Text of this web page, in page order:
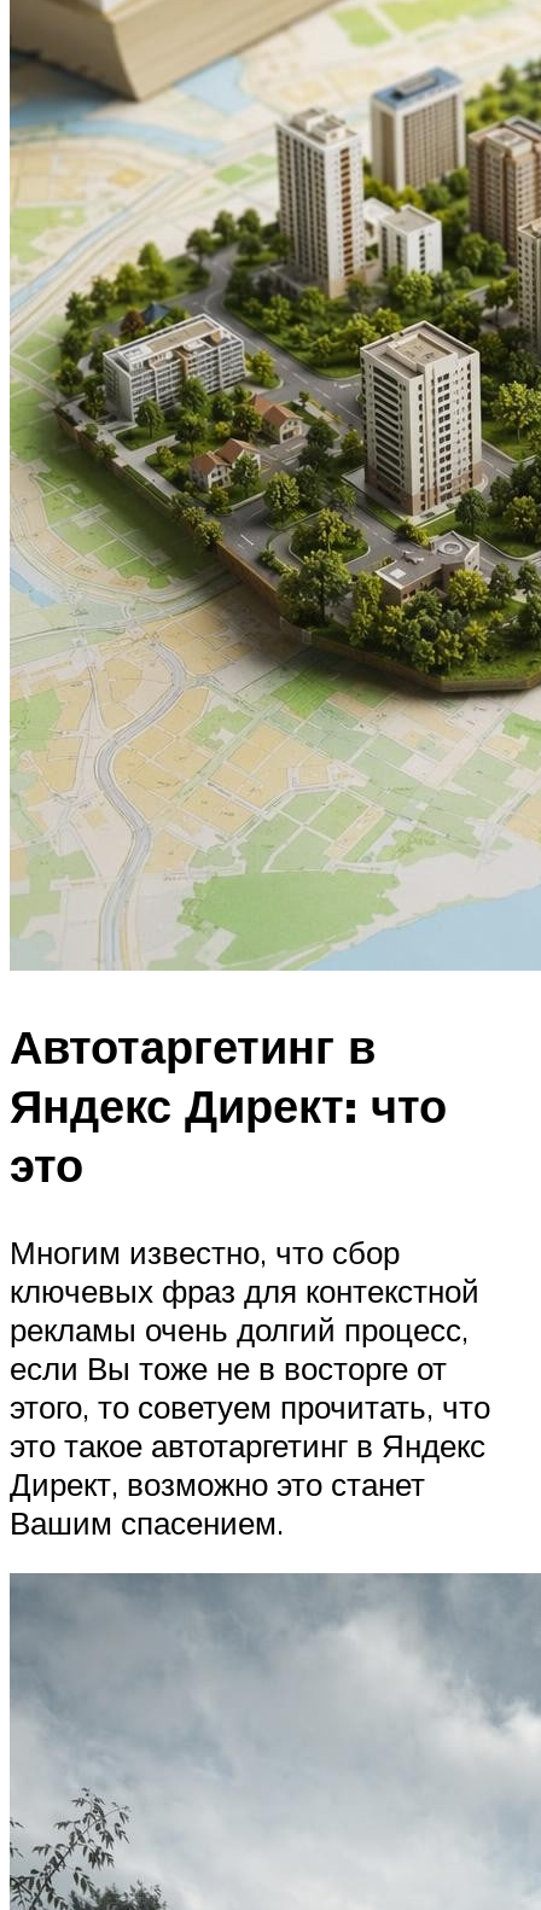
Автотаргетинг в
Яндекс Директ: что
это
Многим известно, что сбор
ключевых фраз для контекстной
рекламы очень долгий процесс,
если Вы тоже не в восторге от
этого, то советуем прочитать, что
это такое автотаргетинг в Яндекс
Директ, возможно это станет
Вашим спасением.